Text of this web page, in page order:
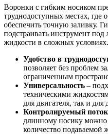
Воронки с гибким носиком
труднодоступных местах, где
обеспечить точную заливку.
подстраивать инструмент
жидкости в сложных
Удобство в
позволяет без проблем
ограниченным
Универсальность –
техническими
для двигателя, так и
Контролируемый
длинному носику можно
количество подаваемой